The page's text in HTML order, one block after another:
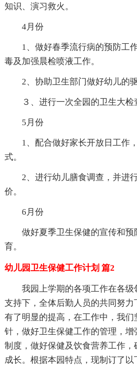
知识、演习救火。
4月份
1、做好春季流行病的预防工
毒及加强晨检喷液工作。
2、协助卫生部门做好幼儿的
３、进行一次全园的卫生大检
5月份
1、配合做好家长开放日工作
式。
2、进行幼儿膳食调查，并进
价。
6月份
做好夏季卫生保健的宣传和
育。
幼儿园卫生保健工作计划 篇2
我园上学期的各项工作在各级
支持下，全体后勤人员的共同努
有了明显的提高，在工作中，我们
针，做好卫生保健工作的管理，
制度，做好保健及饮食营养工作
成长。根据本园特点，现制订了以